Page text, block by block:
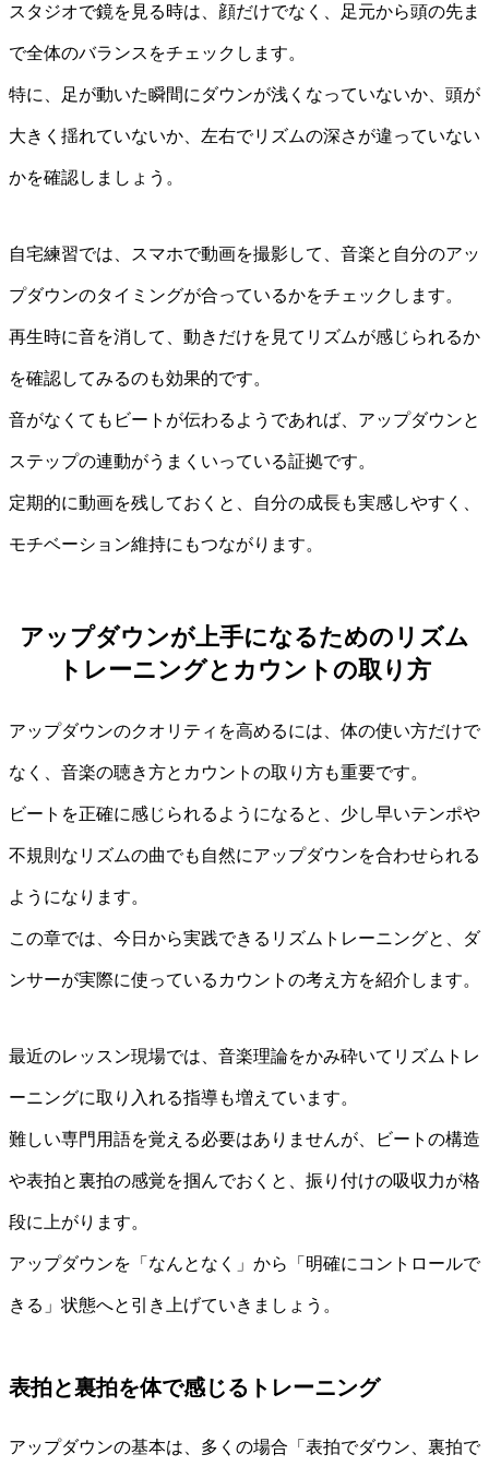
スタジオで鏡を見る時は、顔だけでなく、足元から頭の先ま
で全体のバランスをチェックします。
特に、足が動いた瞬間にダウンが浅くなっていないか、頭が
大きく揺れていないか、左右でリズムの深さが違っていない
かを確認しましょう。
自宅練習では、スマホで動画を撮影して、音楽と自分のアッ
プダウンのタイミングが合っているかをチェックします。
再生時に音を消して、動きだけを見てリズムが感じられるか
を確認してみるのも効果的です。
音がなくてもビートが伝わるようであれば、アップダウンと
ステップの連動がうまくいっている証拠です。
定期的に動画を残しておくと、自分の成長も実感しやすく、
モチベーション維持にもつながります。
アップダウンが上手になるためのリズム
トレーニングとカウントの取り方
アップダウンのクオリティを高めるには、体の使い方だけで
なく、音楽の聴き方とカウントの取り方も重要です。
ビートを正確に感じられるようになると、少し早いテンポや
不規則なリズムの曲でも自然にアップダウンを合わせられる
ようになります。
この章では、今日から実践できるリズムトレーニングと、ダ
ンサーが実際に使っているカウントの考え方を紹介します。
最近のレッスン現場では、音楽理論をかみ砕いてリズムトレ
ーニングに取り入れる指導も増えています。
難しい専門用語を覚える必要はありませんが、ビートの構造
や表拍と裏拍の感覚を掴んでおくと、振り付けの吸収力が格
段に上がります。
アップダウンを「なんとなく」から「明確にコントロールで
きる」状態へと引き上げていきましょう。
表拍と裏拍を体で感じるトレーニング
アップダウンの基本は、多くの場合「表拍でダウン、裏拍で